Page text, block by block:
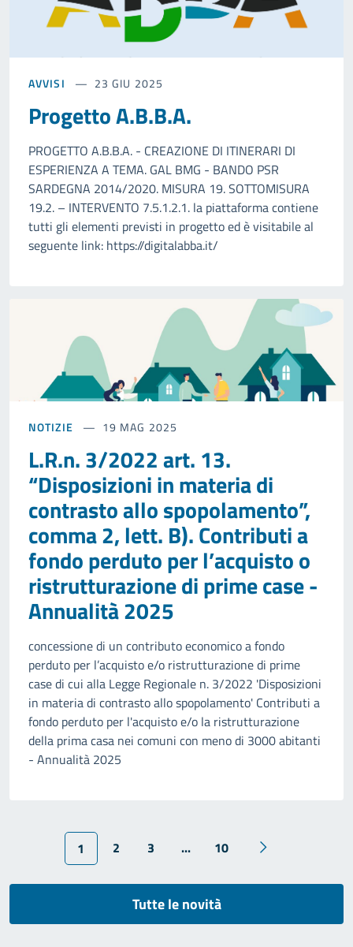
AVVISI 23 GIU 2025
Progetto A.B.B.A.
PROGETTO A.B.B.A. - CREAZIONE DI ITINERARI DI
ESPERIENZA A TEMA. GAL BMG - BANDO PSR
SARDEGNA 2014/2020. MISURA 19. SOTTOMISURA
19.2. – INTERVENTO 7.5.1.2.1. la piattaforma contiene
tutti gli elementi previsti in progetto ed è visitabile al
seguente link: https://digitalabba.it/
NOTIZIE 19 MAG 2025
L.R.n. 3/2022 art. 13.
“Disposizioni in materia di
contrasto allo spopolamento”,
comma 2, lett. B). Contributi a
fondo perduto per l’acquisto o
ristrutturazione di prime case -
Annualità 2025
concessione di un contributo economico a fondo
perduto per l’acquisto e/o ristrutturazione di prime
case di cui alla Legge Regionale n. 3/2022 'Disposizioni
in materia di contrasto allo spopolamento' Contributi a
fondo perduto per l'acquisto e/o la ristrutturazione
della prima casa nei comuni con meno di 3000 abitanti
- Annualità 2025
1 2 3 ... 10
Tutte le novità